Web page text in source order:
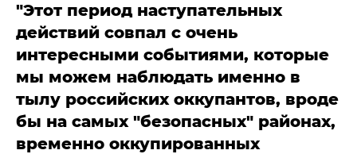
"Этот период наступательных
действий совпал с очень
интересными событиями, которые
мы можем наблюдать именно в
тылу российских оккупантов, вроде
бы на самых "безопасных" районах,
временно оккупированных